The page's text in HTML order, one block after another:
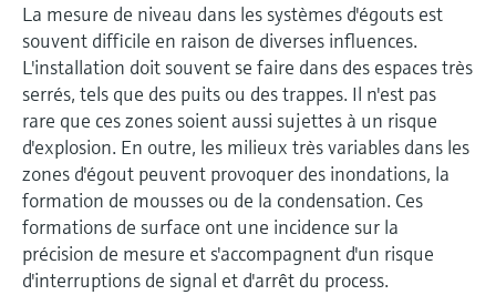
La mesure de niveau dans les systèmes d'égouts est
souvent difficile en raison de diverses influences.
L'installation doit souvent se faire dans des espaces très
serrés, tels que des puits ou des trappes. Il n'est pas
rare que ces zones soient aussi sujettes à un risque
d'explosion. En outre, les milieux très variables dans les
zones d'égout peuvent provoquer des inondations, la
formation de mousses ou de la condensation. Ces
formations de surface ont une incidence sur la
précision de mesure et s'accompagnent d'un risque
d'interruptions de signal et d'arrêt du process.